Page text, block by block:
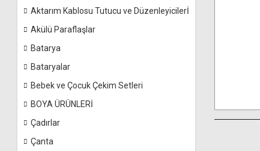
Aktarım Kablosu Tutucu ve Düzenleyicilerİ
Akülü Paraflaşlar
Batarya
Bataryalar
Bebek ve Çocuk Çekim Setleri
BOYA ÜRÜNLERİ
Çadırlar
Çanta